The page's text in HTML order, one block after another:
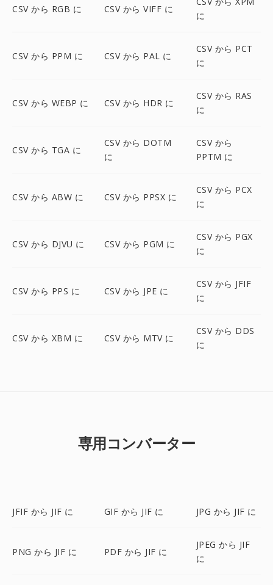
CSV から RGB に CSV から VIFF に
に
CSV から PPM に CSV から PAL に
CSV から PCT
に
CSV から WEBP に CSV から HDR に
CSV から RAS
に
CSV から TGA に
CSV から DOTM
に
CSV から
PPTM に
CSV から ABW に CSV から PPSX に
CSV から PCX
に
CSV から DJVU に CSV から PGM に
CSV から PGX
に
CSV から PPS に CSV から JPE に
CSV から JFIF
に
CSV から XBM に CSV から MTV に
CSV から DDS
に
専用コンバーター
JFIF から JIF に GIF から JIF に JPG から JIF に
PNG から JIF に PDF から JIF に
JPEG から JIF
に